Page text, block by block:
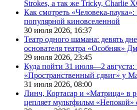
Strokes, а так же Tricky, Charlie
Как смотреть «Человека-
популярной киновселенной
30 июля 2026, 16:37
Театр одного шамана: девять
основателя театра «Особняк»
29 июля 2026, 23:45
Куда пойти 31 июля—2 августа:
«Пространственный сдвиг» у
31 июля 2026, 08:00
Линч, Кортасар и «Матрица» в
цепляет мультфильм